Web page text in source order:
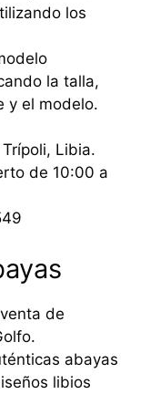
los
la talla,
y el modelo.
Libia.
de 10:00 a
de
abayas
libios